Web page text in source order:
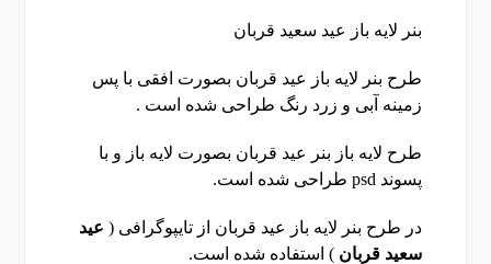
بنر لایه باز عید سعید قربان
طرح بنر لایه باز عید قربان بصورت افقی با پس
زمینه آبی و زرد رنگ طراحی شده است .
طرح لایه باز بنر عید قربان بصورت لایه باز و با
پسوند psd طراحی شده است.
در طرح بنر لایه باز عید قربان از تایپوگرافی ( عید
سعید قربان ) استفاده شده است.